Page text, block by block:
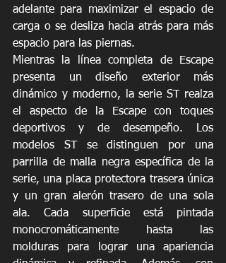
adelante para maximizar el espacio de
carga o se desliza hacia atrás para más
espacio para las piernas.
Mientras la línea completa de Escape
presenta un diseño exterior más
dinámico y moderno, la serie ST realza
el aspecto de la Escape con toques
deportivos y de desempeño. Los
modelos ST se distinguen por una
parrilla de malla negra específica de la
serie, una placa protectora trasera única
y un gran alerón trasero de una sola
ala. Cada superficie está pintada
monocromáticamente hasta las
molduras para lograr una apariencia